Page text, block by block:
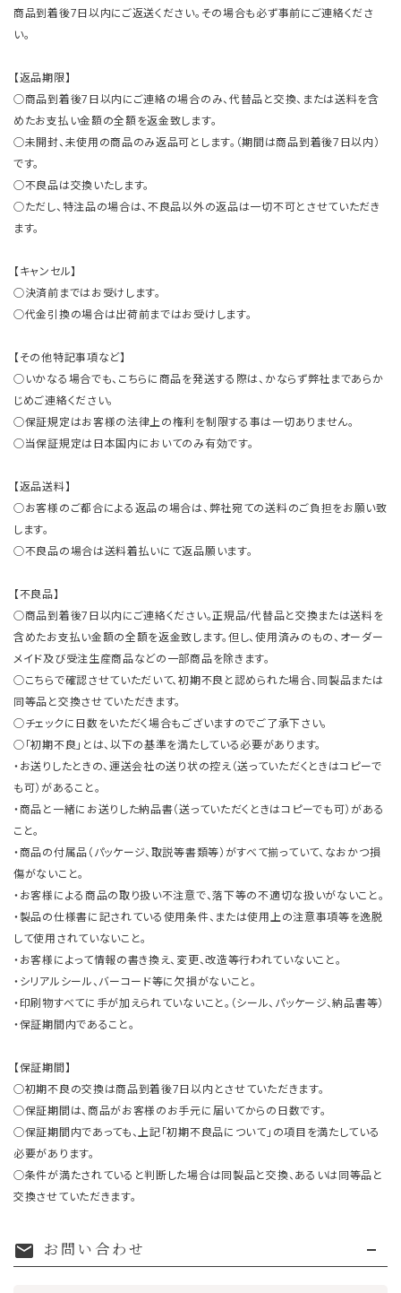
商品到着後7日以内にご返送ください。その場合も必ず事前にご連絡くださ
い。
【返品期限】
○商品到着後7日以内にご連絡の場合のみ、代替品と交換、または送料を含
めたお支払い金額の全額を返金致します。
○未開封、未使用の商品のみ返品可とします。（期間は商品到着後7日以内）
です。
○不良品は交換いたします。
○ただし、特注品の場合は、不良品以外の返品は一切不可とさせていただき
ます。
【キャンセル】
○決済前まではお受けします。
○代金引換の場合は出荷前まではお受けします。
【その他特記事項など】
○いかなる場合でも、こちらに商品を発送する際は、かならず弊社まであらか
じめご連絡ください。
○保証規定はお客様の法律上の権利を制限する事は一切ありません。
○当保証規定は日本国内においてのみ有効です。
【返品送料】
○お客様のご都合による返品の場合は、弊社宛ての送料のご負担をお願い致
します。
○不良品の場合は送料着払いにて返品願います。
【不良品】
○商品到着後7日以内にご連絡ください。正規品/代替品と交換または送料を
含めたお支払い金額の全額を返金致します。但し、使用済みのもの、オーダー
メイド及び受注生産商品などの一部商品を除きます。
○こちらで確認させていただいて、初期不良と認められた場合、同製品または
同等品と交換させていただきます。
○チェックに日数をいただく場合もございますのでご了承下さい。
○「初期不良」とは、以下の基準を満たしている必要があります。
・お送りしたときの、運送会社の送り状の控え（送っていただくときはコピーで
も可）があること。
・商品と一緒にお送りした納品書（送っていただくときはコピーでも可）がある
こと。
・商品の付属品（パッケージ、取説等書類等）がすべて揃っていて、なおかつ損
傷がないこと。
・お客様による商品の取り扱い不注意で、落下等の不適切な扱いがないこと。
・製品の仕様書に記されている使用条件、または使用上の注意事項等を逸脱
して使用されていないこと。
・お客様によって情報の書き換え、変更、改造等行われていないこと。
・シリアルシール、バーコード等に欠損がないこと。
・印刷物すべてに手が加えられていないこと。（シール、パッケージ、納品書等）
・保証期間内であること。
【保証期間】
○初期不良の交換は商品到着後7日以内とさせていただきます。
○保証期間は、商品がお客様のお手元に届いてからの日数です。
○保証期間内であっても、上記「初期不良品について」の項目を満たしている
必要があります。
○条件が満たされていると判断した場合は同製品と交換、あるいは同等品と
交換させていただきます。
mail お問い合わせ